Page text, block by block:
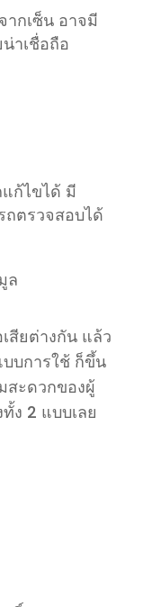
ากเซ็น อาจมี
าเชื่อถือ
ก้ไขได้ มี
ถตรวจสอบได้
ล
สียต่างกัน แล้ว
บบการใช้ ก็ขึ้น
สะดวกของผู้
ง 2 แบบเลย